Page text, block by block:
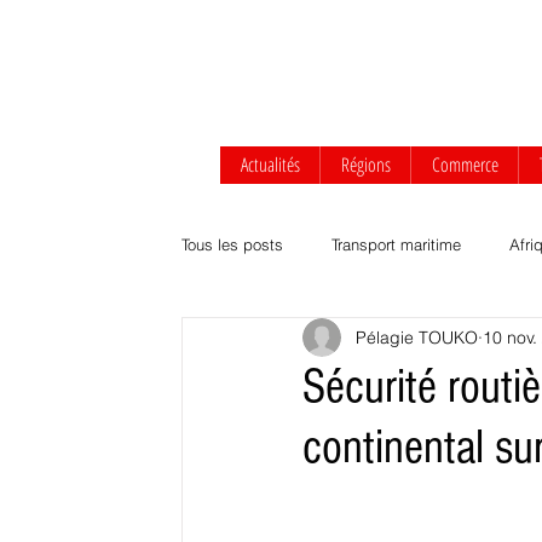
Actualités Régions Commerce
Tous les posts Transport maritime
Afrique centrale Afrique de l'Ouest
Transport routier & ferroviaire
Sécurité
continental
Pélagie TOUKO 10